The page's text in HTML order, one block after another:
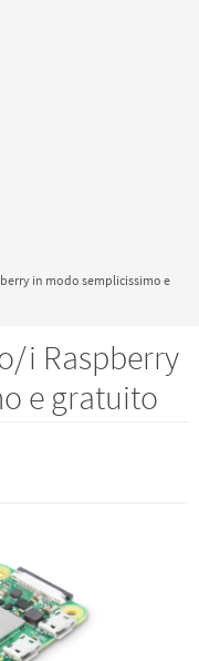
in modo semplicissimo e
i Raspberry
e gratuito